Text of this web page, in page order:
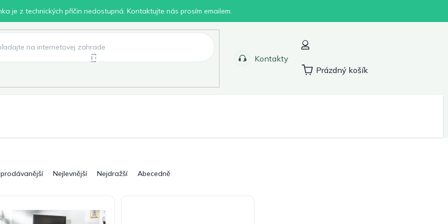
je z technických příčin nedostupná. Kontaktujte nás prosím emailem.
Kontakty
Nákupní
Prázdný košík
Nejlevnější Nejdražší Abecedně